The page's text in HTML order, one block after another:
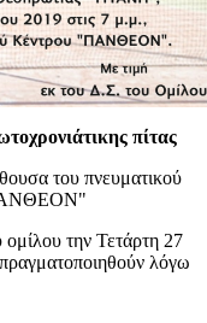
πίτας
του πνευματικού
την Τετάρτη 27
λόγω